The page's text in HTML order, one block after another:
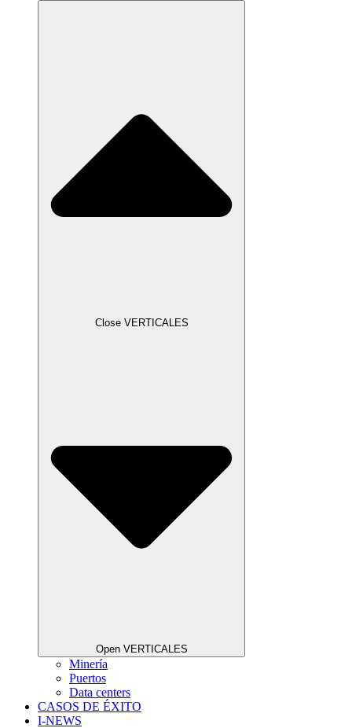
Close VERTICALES
Open VERTICALES
Minería
Puertos
Data centers
CASOS DE ÉXITO
I-NEWS